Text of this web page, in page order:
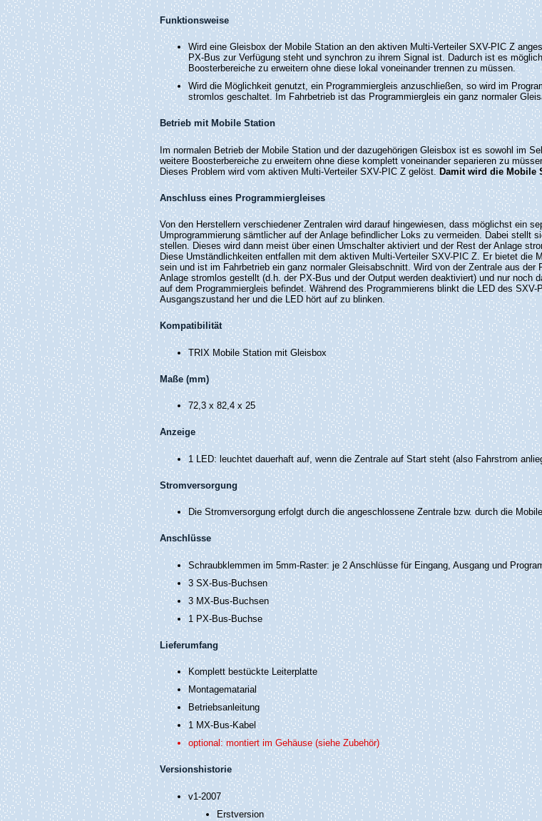
Funktionsweise
Wird eine Gleisbox der Mobile Station an den aktiven Multi-Verteiler SXV-PIC Z
PX-Bus zur Verfügung steht und synchron zu ihrem Signal ist. Dadurch ist es
Boosterbereiche zu erweitern ohne diese lokal voneinander trennen zu müssen.
Wird die Möglichkeit genutzt, ein Programmiergleis anzuschließen, so wird im
stromlos geschaltet. Im Fahrbetrieb ist das Programmiergleis ein ganz normaler
Betrieb mit Mobile Station
Im normalen Betrieb der Mobile Station und der dazugehörigen Gleisbox ist es sowohl im
weitere Boosterbereiche zu erweitern ohne diese komplett voneinander separieren zu
Dieses Problem wird vom aktiven Multi-Verteiler SXV-PIC Z gelöst. Damit wird die Mobile
Anschluss eines Programmiergleises
Von den Herstellern verschiedener Zentralen wird darauf hingewiesen, dass möglichst ein
Umprogrammierung sämtlicher auf der Anlage befindlicher Loks zu vermeiden. Dabei
stellen. Dieses wird dann meist über einen Umschalter aktiviert und der Rest der Anlage
Diese Umständlichkeiten entfallen mit dem aktiven Multi-Verteiler SXV-PIC Z. Er bietet
sein und ist im Fahrbetrieb ein ganz normaler Gleisabschnitt. Wird von der Zentrale aus
Anlage stromlos gestellt (d.h. der PX-Bus und der Output werden deaktiviert) und nur
auf dem Programmiergleis befindet. Während des Programmierens blinkt die LED des
Ausgangszustand her und die LED hört auf zu blinken.
Kompatibilität
TRIX Mobile Station mit Gleisbox
Maße (mm)
72,3 x 82,4 x 25
Anzeige
1 LED: leuchtet dauerhaft auf, wenn die Zentrale auf Start steht (also Fahrstrom
Stromversorgung
Die Stromversorgung erfolgt durch die angeschlossene Zentrale bzw. durch die
Anschlüsse
Schraubklemmen im 5mm-Raster: je 2 Anschlüsse für Eingang, Ausgang und
3 SX-Bus-Buchsen
3 MX-Bus-Buchsen
1 PX-Bus-Buchse
Lieferumfang
Komplett bestückte Leiterplatte
Montagematarial
Betriebsanleitung
1 MX-Bus-Kabel
optional: montiert im Gehäuse (siehe Zubehör)
Versionshistorie
v1-2007
Erstversion